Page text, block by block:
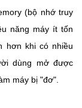
(bộ nhớ truy
năng máy ít tốn
hơn khi có nhiều
dùng mở được
máy bị "đơ".